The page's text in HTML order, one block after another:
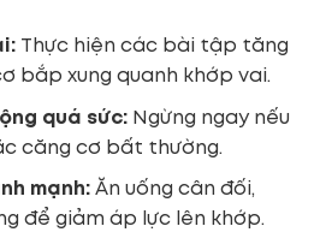
Thực hiện các bài tập tăng
bắp xung quanh khớp vai.
quá sức:Ngừng ngay nếu
căng cơ bất thường.
mạnh:Ăn uống cân đối,
để giảm áp lực lên khớp.